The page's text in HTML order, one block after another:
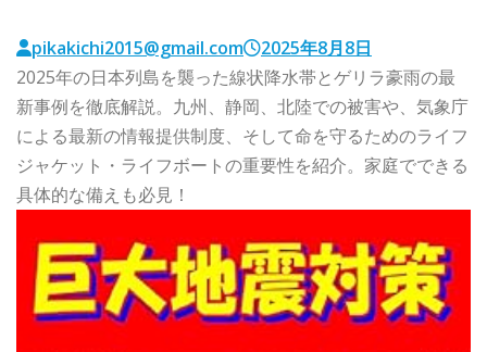
pikakichi2015@gmail.com
2025年8月8日
2025年の日本列島を襲った線状降水帯とゲリラ豪雨の最
新事例を徹底解説。九州、静岡、北陸での被害や、気象庁
による最新の情報提供制度、そして命を守るためのライフ
ジャケット・ライフボートの重要性を紹介。家庭でできる
具体的な備えも必見！